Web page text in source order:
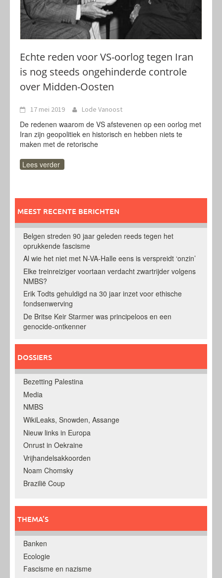
Echte reden voor VS-oorlog tegen Iran
is nog steeds ongehinderde controle
over Midden-Oosten
17 mei 2019 Lode Vanoost
De redenen waarom de VS afstevenen op een oorlog met
Iran zijn geopolitiek en historisch en hebben niets te
maken met de retorische
Lees verder
MEEST RECENTE BERICHTEN
Belgen streden 90 jaar geleden reeds tegen het
oprukkende fascisme
Al wie het niet met N-VA-Halle eens is verspreidt ‘onzin’
Elke treinreiziger voortaan verdacht zwartrijder volgens
NMBS?
Erik Todts gehuldigd na 30 jaar inzet voor ethische
fondsenwerving
De Britse Keir Starmer was principeloos en een
genocide-ontkenner
DOSSIERS
Bezetting Palestina
Media
NMBS
WikiLeaks, Snowden, Assange
Nieuw links in Europa
Onrust in Oekraine
Vrijhandelsakkoorden
Noam Chomsky
Brazilië Coup
THEMA’S
Banken
Ecologie
Fascisme en nazisme